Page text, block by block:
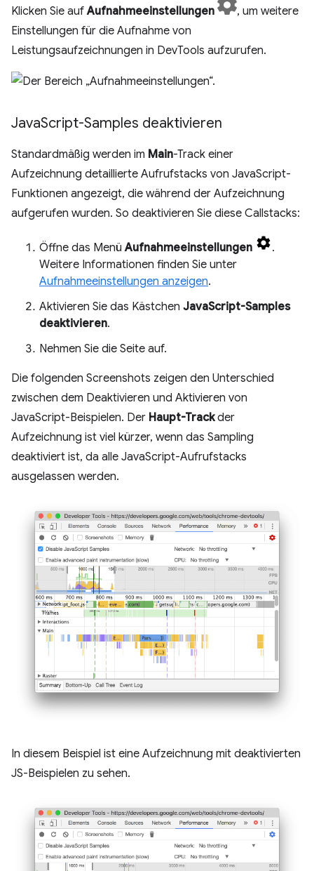
Klicken Sie aufAufnahmeeinstellungen
, um weitere
Einstellungen für die Aufnahme von
Leistungsaufzeichnungen in DevTools aufzurufen.
JavaScript-Samples deaktivieren
Standardmäßig werden im Main-Track einer
Aufzeichnung detaillierte Aufrufstacks von JavaScript-
Funktionen angezeigt, die während der Aufzeichnung
aufgerufen wurden. So deaktivieren Sie diese Callstacks:
Öffne das MenüAufnahmeeinstellungen
.
Weitere Informationen finden Sie unter
Aufnahmeeinstellungen anzeigen.
Aktivieren Sie das Kästchen JavaScript-Samples
deaktivieren.
Nehmen Sie die Seite auf.
Die folgenden Screenshots zeigen den Unterschied
zwischen dem Deaktivieren und Aktivieren von
JavaScript-Beispielen. Der Haupt-Trackder
Aufzeichnung ist viel kürzer, wenn das Sampling
deaktiviert ist, da alle JavaScript-Aufrufstacks
ausgelassen werden.
In diesem Beispiel ist eine Aufzeichnung mit deaktivierten
JS-Beispielen zu sehen.